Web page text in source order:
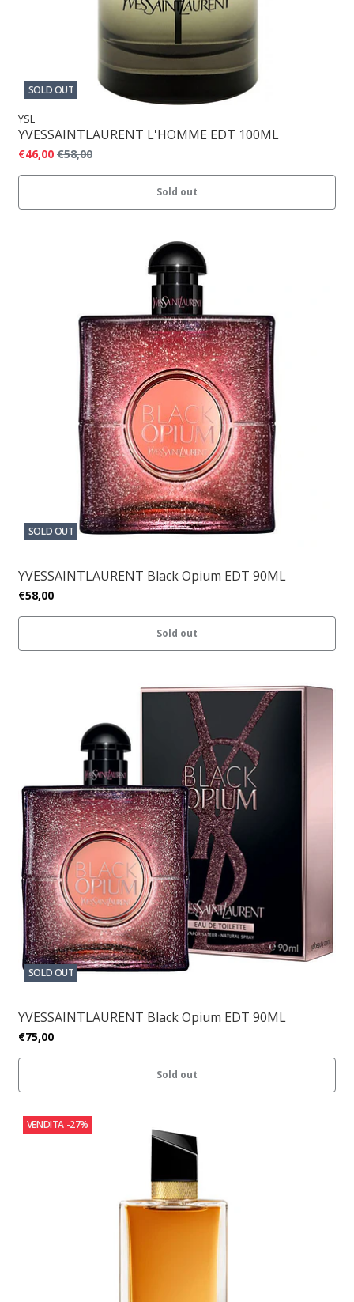
SOLD OUT
YSL
YVESSAINTLAURENT L'HOMME EDT 100ML
€46,00 €58,00
Sold out
SOLD OUT
YVESSAINTLAURENT Black Opium EDT 90ML
€58,00
Sold out
SOLD OUT
YVESSAINTLAURENT Black Opium EDT 90ML
€75,00
Sold out
VENDITA -27%